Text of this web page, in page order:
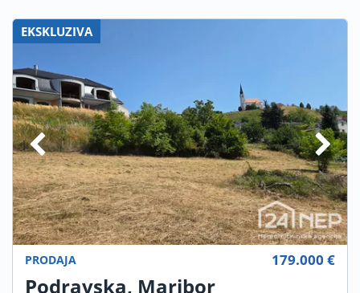
EKSKLUZIVA
PRODAJA
Podravska, Maribor
179.000 €